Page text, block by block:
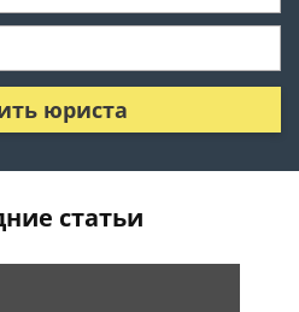
юриста
статьи